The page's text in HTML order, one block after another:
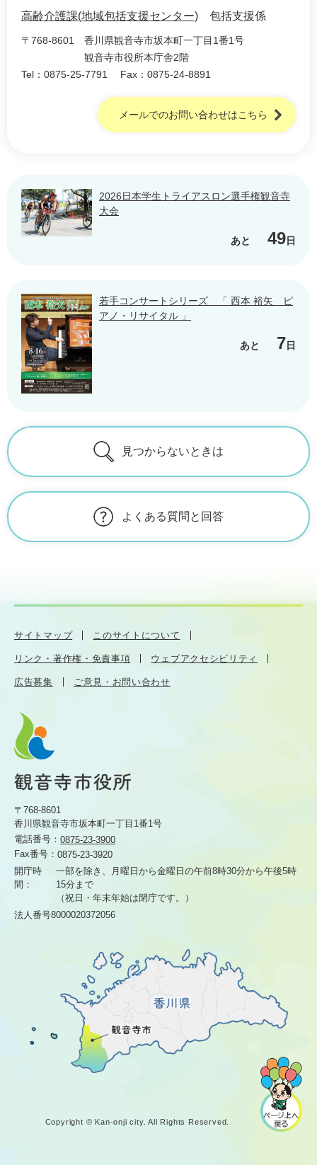
高齢介護課(地域包括支援センター) 包括支援係
〒768-8601
香川県観音寺市坂本町一丁目1番1号
観音寺市役所本庁舎2階
Tel：0875-25-7791
Fax：0875-24-8891
メールでのお問い合わせはこちら
2026日本学生トライアスロン選手権観音寺
大会
あと 49日
若手コンサートシリーズ 「 西本 裕矢 ピ
アノ・リサイタル 」
あと 7日
見つからないときは
よくある質問と回答
サイトマップ このサイトについて
リンク・著作権・免責事項 ウェブアクセシビリティ
広告募集 ご意見・お問い合わせ
〒768-8601
香川県観音寺市坂本町一丁目1番1号
電話番号： 0875-23-3900
Fax番号： 0875-23-3920
開庁時
間：
一部を除き、月曜日から金曜日の午前8時30分から午後5時
15分まで
（祝日・年末年始は閉庁です。）
法人番号8000020372056
Copyright © Kan-onji city. All Rights Reserved.